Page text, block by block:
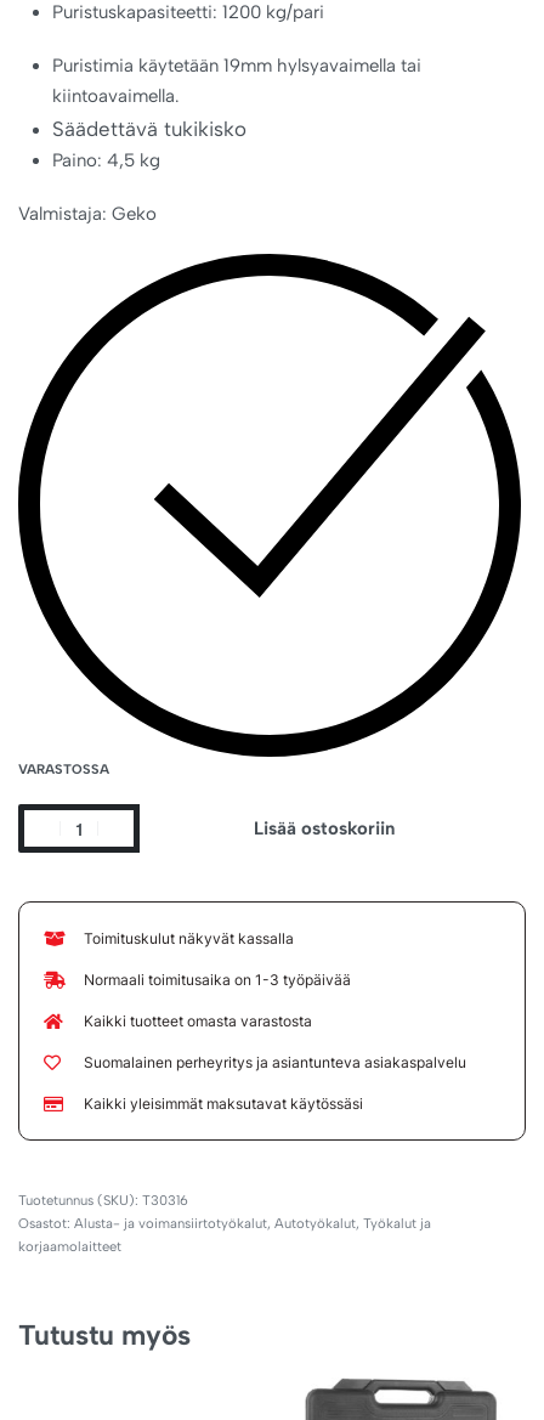
Puristuskapasiteetti: 1200 kg/pari
Puristimia käytetään 19mm hylsyavaimella tai
kiintoavaimella.
Säädettävä tukikisko
Paino: 4,5 kg
Valmistaja: Geko
VARASTOSSA
Lisää ostoskoriin
Toimituskulut näkyvät kassalla
Normaali toimitusaika on 1-3 työpäivää
Kaikki tuotteet omasta varastosta
Suomalainen perheyritys ja asiantunteva asiakaspalvelu
Kaikki yleisimmät maksutavat käytössäsi
T30316
Osastot: Alusta- ja voimansiirtotyökalut, Autotyökalut, Työkalut ja
korjaamolaitteet
Tutustu myös